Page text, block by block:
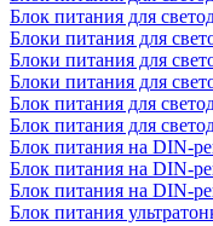
Блок питания для
Блоки питания для
Блоки питания для
Блоки питания для
Блок питания для
Блок питания для
Блок питания на DIN-
Блок питания на DIN-
Блок питания на DIN-
Блок питания